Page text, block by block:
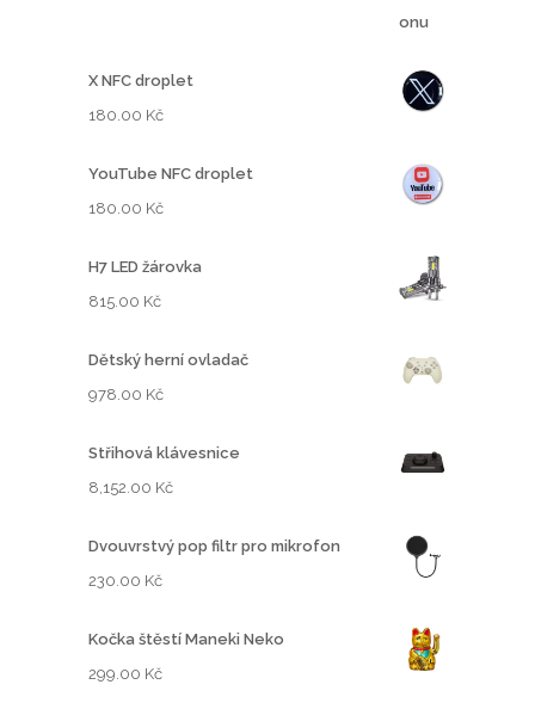
X NFC droplet
180.00 Kč
YouTube NFC droplet
180.00 Kč
H7 LED žárovka
815.00 Kč
Dětský herní ovladač
978.00 Kč
Střihová klávesnice
8,152.00 Kč
Dvouvrstvý pop filtr pro mikrofon
230.00 Kč
Kočka štěstí Maneki Neko
299.00 Kč